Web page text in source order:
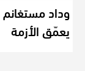
وداد مستغانم
يعمّق الأزمة